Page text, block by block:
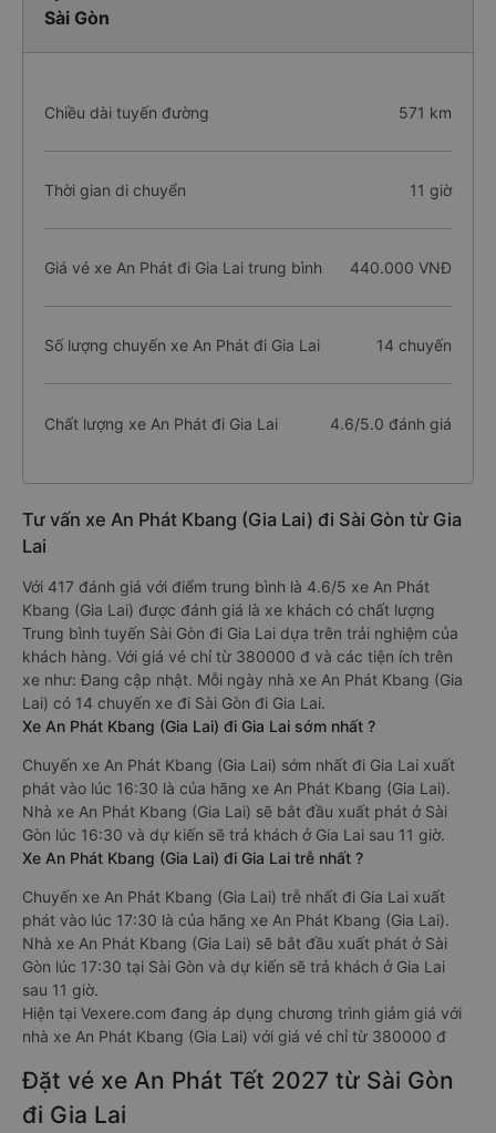
Sài Gòn
Chiều dài tuyến đường 571 km
Thời gian di chuyển 11 giờ
Giá vé xe An Phát đi Gia Lai trung bình 440.000 VNĐ
Số lượng chuyến xe An Phát đi Gia Lai 14 chuyến
Chất lượng xe An Phát đi Gia Lai 4.6/5.0 đánh giá
Tư vấn xe An Phát Kbang (Gia Lai) đi Sài Gòn từ Gia
Lai
Với 417 đánh giá với điểm trung bình là 4.6/5 xe An Phát
Kbang (Gia Lai) được đánh giá là xe khách có chất lượng
Trung bình tuyến Sài Gòn đi Gia Lai dựa trên trải nghiệm của
khách hàng. Với giá vé chỉ từ 380000 đ và các tiện ích trên
xe như: Đang cập nhật. Mỗi ngày nhà xe An Phát Kbang (Gia
Lai) có 14 chuyến xe đi Sài Gòn đi Gia Lai.
Xe An Phát Kbang (Gia Lai) đi Gia Lai sớm nhất ?
Chuyến xe An Phát Kbang (Gia Lai) sớm nhất đi Gia Lai xuất
phát vào lúc 16:30 là của hãng xe An Phát Kbang (Gia Lai).
Nhà xe An Phát Kbang (Gia Lai) sẽ bắt đầu xuất phát ở Sài
Gòn lúc 16:30 và dự kiến sẽ trả khách ở Gia Lai sau 11 giờ.
Xe An Phát Kbang (Gia Lai) đi Gia Lai trễ nhất ?
Chuyến xe An Phát Kbang (Gia Lai) trễ nhất đi Gia Lai xuất
phát vào lúc 17:30 là của hãng xe An Phát Kbang (Gia Lai).
Nhà xe An Phát Kbang (Gia Lai) sẽ bắt đầu xuất phát ở Sài
Gòn lúc 17:30 tại Sài Gòn và dự kiến sẽ trả khách ở Gia Lai
sau 11 giờ.
Hiện tại Vexere.com đang áp dụng chương trình giảm giá với
nhà xe An Phát Kbang (Gia Lai) với giá vé chỉ từ 380000 đ
Đặt vé xe An Phát Tết 2027 từ Sài Gòn
đi Gia Lai